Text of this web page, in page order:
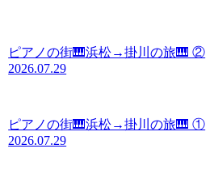
ピアノの街🎹浜松→掛川の旅🎹 ②
2026.07.29
ピアノの街🎹浜松→掛川の旅🎹 ①
2026.07.29